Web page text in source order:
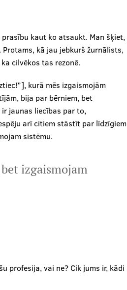
kaut ko atsaukt. Man šķiet,
kā jau jebkurš žurnālists,
cilvēkos tas rezonē.
kurā mēs izgaismojām
bija par bērniem, bet
jaunas liecības par to,
arī citiem stāstīt par līdzīgiem
sistēmu.
izgaismojam
profesija, vai ne? Cik jums ir, kādi